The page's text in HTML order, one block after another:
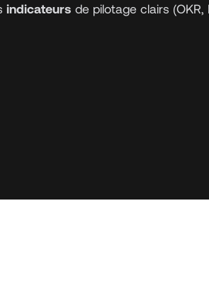
indicateurs de pilotage clairs (OKR,